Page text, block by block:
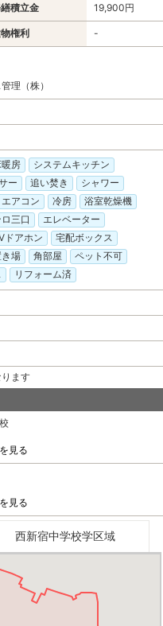
積立金 19,900円
権利 -
理（株）
暖房
システムキッチン
ー
追い焚き
シャワー
エアコン 冷房
浴室乾燥機
三口
エレベーター
ドアホン
宅配ボックス
場 角部屋
ペット不可
リフォーム済
ます
見る
見る
西新宿中学校学区域